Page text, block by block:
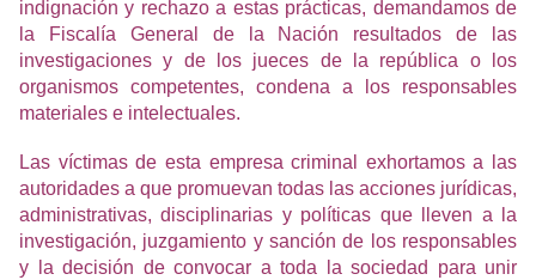
indignación y rechazo a estas prácticas, demandamos de
la Fiscalía General de la Nación resultados de las
investigaciones y de los jueces de la república o los
organismos competentes, condena a los responsables
materiales e intelectuales.
Las víctimas de esta empresa criminal exhortamos a las
autoridades a que promuevan todas las acciones jurídicas,
administrativas, disciplinarias y políticas que lleven a la
investigación, juzgamiento y sanción de los responsables
y la decisión de convocar a toda la sociedad para unir